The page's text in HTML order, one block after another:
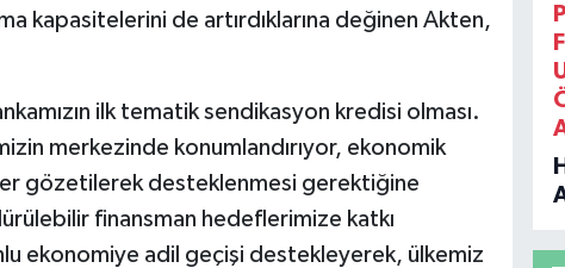
kapasitelerini de artırdıklarına değinen Akten,
ilk tematik sendikasyon kredisi olması.
merkezinde konumlandırıyor, ekonomik
gözetilerek desteklenmesi gerektiğine
finansman hedeflerimize katkı
ekonomiye adil geçişi destekleyerek, ülkemiz